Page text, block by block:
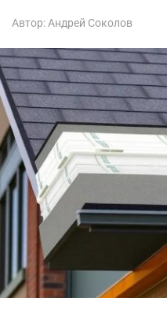
Автор: Андрей Соколов